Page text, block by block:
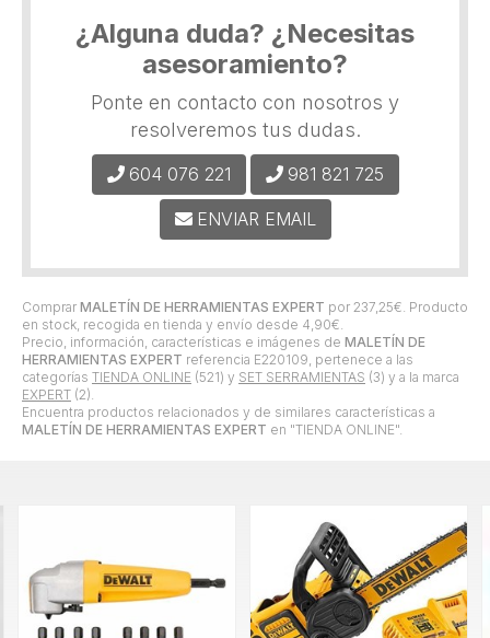
Comprar MALETÍN DE HERRAMIENTAS EXPERT por 237,25€ . Producto
en stock, recogida en tienda y envío desde 4,90€
Precio, información, características e imágenes de MALETÍN DE
HERRAMIENTAS EXPERT referencia E220109, pertenece a las
categorías TIENDA ONLINE (521) y SET SERRAMIENTAS (3) y a la marca
EXPERT (2).
Encuentra productos relacionados y de similares características a
MALETÍN DE HERRAMIENTAS EXPERT en "TIENDA ONLINE".
¿Alguna duda? ¿Necesitas
asesoramiento?
Ponte en contacto con nosotros y
resolveremos tus dudas.
604 076 221 981 821 725
ENVIAR EMAIL